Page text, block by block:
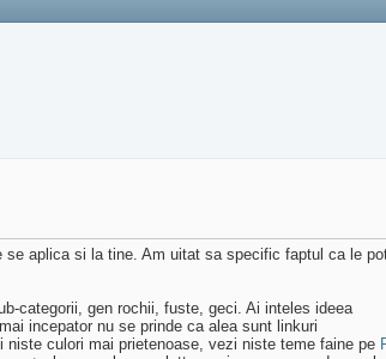
se aplica si la tine. Am uitat sa specific faptul ca le
categorii, gen rochii, fuste, geci. Ai inteles ideea
incepator nu se prinde ca alea sunt linkuri
culori mai prietenoase, vezi niste teme faine pe